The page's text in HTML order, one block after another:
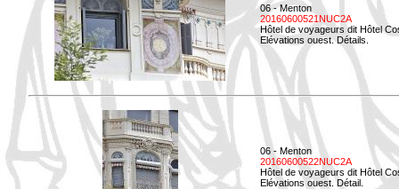
06 - Menton
20160600521NUC2A
Hôtel de voyageurs dit Hôtel
Elévations ouest. Détails.
06 - Menton
20160600522NUC2A
Hôtel de voyageurs dit Hôtel
Elévations ouest. Détail.